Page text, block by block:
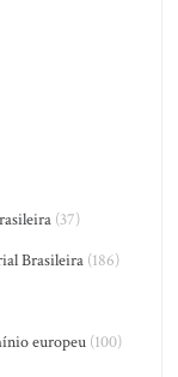
(37)
Brasileira (186)
europeu(100)